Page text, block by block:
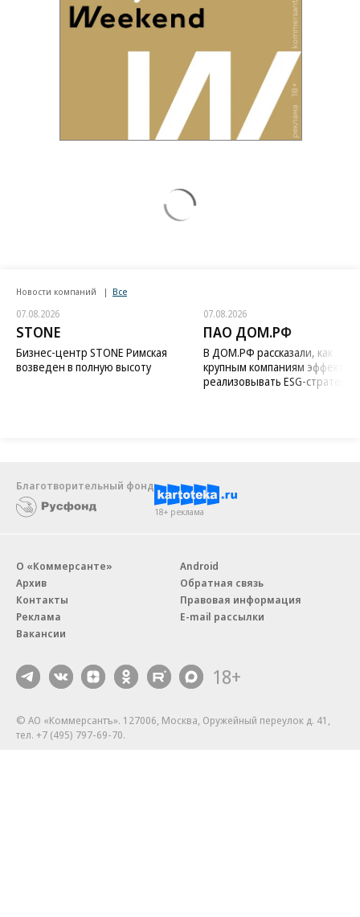
Новости компаний Все
07.08.2026
STONE
Бизнес-центр STONE Римская
возведен в полную высоту
07.08.2026
ПАО ДОМ.РФ
В ДОМ.РФ рассказали, как
крупным компаниям
реализовывать ESG-стратегию
Благотворительный фонд
18+ реклама
О «Коммерсанте»
Архив
Контакты
Реклама
Вакансии
Android
Обратная связь
Правовая информация
E-mail рассылки
18+
© АО «Коммерсантъ». 127006, Москва, Оружейный переулок д. 41,
тел. +7 (495) 797-69-70.